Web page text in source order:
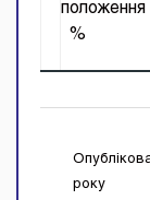
положення
%
року